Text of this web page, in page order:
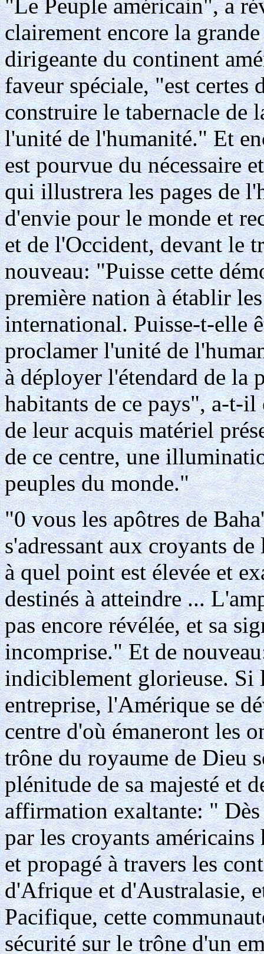
"Le Peuple américain", a
clairement encore la
dirigeante du continent
faveur spéciale, "est certes
construire le tabernacle de
l'unité de l'humanité." Et
est pourvue du nécessaire
qui illustrera les pages de
d'envie pour le monde et
et de l'Occident, devant le
nouveau: "Puisse cette
première nation à établir
international. Puisse-t-elle
proclamer l'unité de
à déployer l'étendard de la
habitants de ce pays", a-t-il
de leur acquis matériel
de ce centre, une
peuples du monde."
"0 vous les apôtres de
s'adressant aux croyants
à quel point est élevée et
destinés à atteindre ...
pas encore révélée, et sa
incomprise." Et de
indiciblement glorieuse. Si
entreprise, l'Amérique se
centre d'où émaneront les
trône du royaume de Dieu
plénitude de sa majesté et
affirmation exaltante: " Dès
par les croyants
et propagé à travers les
d'Afrique et d'Australasie,
Pacifique, cette
sécurité sur le trône d'un